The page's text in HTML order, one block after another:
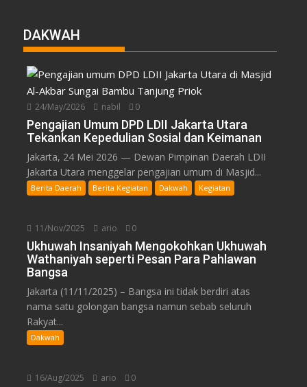
DAKWAH
24/May/2026 nabil 0
Pengajian Umum DPD LDII Jakarta Utara
Tekankan Kepedulian Sosial dan Keimanan
Jakarta, 24 Mei 2026 — Dewan Pimpinan Daerah LDII
Jakarta Utara menggelar pengajian umum di Masjid...
Berita Daerah Berita Kegiatan Dakwah Kegiatan
11/Nov/2025 ario 0
Ukhuwah Insaniyah Mengokohkan Ukhuwah
Wathaniyah seperti Pesan Para Pahlawan
Bangsa
Jakarta (11/11/2025) – Bangsa ini tidak berdiri atas
nama satu golongan bangsa namun sebab seluruh
Rakyat...
Dakwah
16/Aug/2025 ario 0